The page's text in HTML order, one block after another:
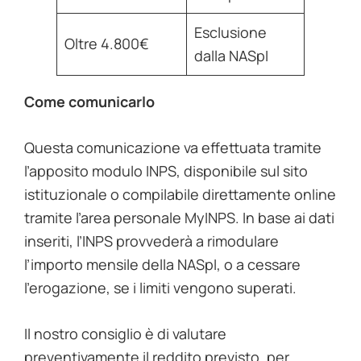
Oltre 4.800€
Esclusione
dalla NASpI
Come comunicarlo
Questa comunicazione va effettuata tramite
l’apposito modulo INPS, disponibile sul sito
istituzionale o compilabile direttamente online
tramite l’area personale MyINPS. In base ai dati
inseriti, l’INPS provvederà a rimodulare
l’importo mensile della NASpI, o a cessare
l’erogazione, se i limiti vengono superati.
Il nostro consiglio è di valutare